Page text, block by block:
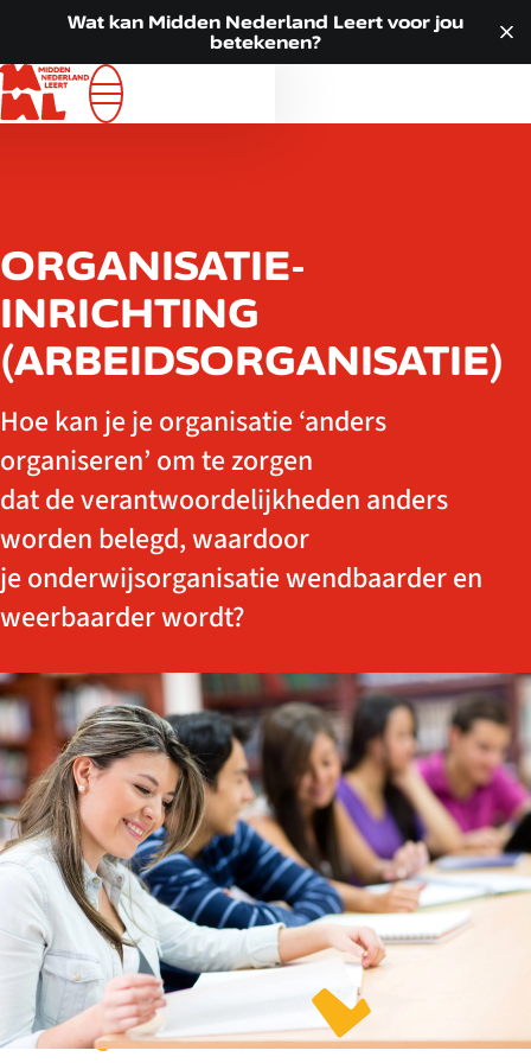
Wat kan Midden Nederland Leert voor jou
betekenen?
ORGANISATIE-
INRICHTING
(ARBEIDSORGANISATIE)
Hoe kan je je organisatie ‘anders
organiseren’ om te zorgen
dat de verantwoordelijkheden anders
worden belegd, waardoor
je onderwijsorganisatie wendbaarder en
weerbaarder wordt?
VOOR JOU
ALLE LOCATIES
WAT WE DOEN
CONTACT